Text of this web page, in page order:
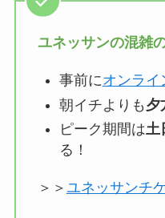
ユネッサンの混雑
事前にオンライ
朝イチよりも 夕
ピーク期間は土
る！
＞＞ ユネッサンチ